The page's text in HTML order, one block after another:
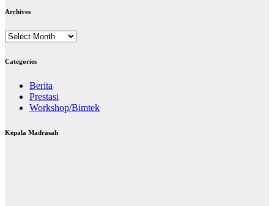
Archives
Archives
Categories
Berita
Prestasi
Workshop/Bimtek
Kepala Madrasah